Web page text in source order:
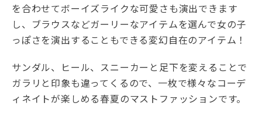
を合わせてボーイズライクな可愛さも演出できます
し、ブラウスなどガーリーなアイテムを選んで女の子
っぽさを演出することもできる変幻自在のアイテム！
サンダル、ヒール、スニーカーと足下を変えることで
ガラリと印象も違ってくるので、一枚で様々なコーデ
ィネイトが楽しめる春夏のマストファッションです。